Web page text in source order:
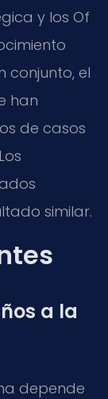
y los Of
conjunto, el
han
de casos
similar.
a la
depende